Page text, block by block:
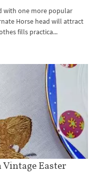
with one more popular
Horse head will attract
fills practica...
Easter